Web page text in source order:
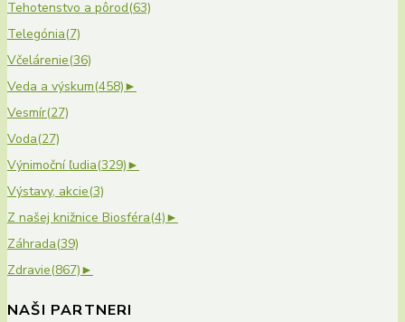
Tehotenstvo a pôrod(63)
Telegónia(7)
Včelárenie(36)
Veda a výskum(458)►
Vesmír(27)
Voda(27)
Výnimoční ľudia(329)►
Výstavy, akcie(3)
Z našej knižnice Biosféra(4)►
Záhrada(39)
Zdravie(867)►
NAŠI PARTNERI